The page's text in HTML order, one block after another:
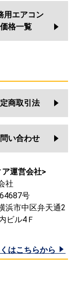
用エアコン
価格一覧
商取引法
い合わせ
運営会社>
社
号
浜市中区弁天通2
ビル4Ｆ
はこちらから